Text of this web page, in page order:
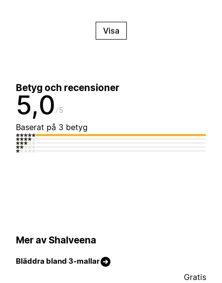
Visa
Betyg och recensioner
5,0 5
Baserat på 3 betyg
Mer av Shalveena
Bläddra bland 3-mallar
Gratis